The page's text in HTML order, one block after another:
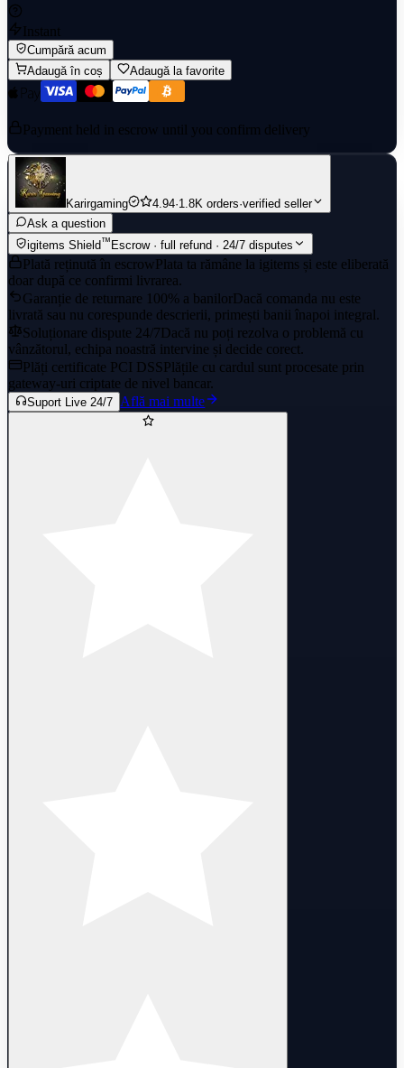
Instant
Cumpără acum
Adaugă în coș
Adaugă la favorite
Payment held in escrow until you confirm delivery
Karirgaming 4.94·1.8K orders·verified seller
Ask a question
igitems Shield™ Escrow · full refund · 24/7 disputes
Plată reținută în escrowPlata ta rămâne la igitems și este eliberată
doar după ce confirmi livrarea.
Garanție de returnare 100% a banilorDacă comanda nu este
livrată sau nu corespunde descrierii, primești banii înapoi integral.
Soluționare dispute 24/7Dacă nu poți rezolva o problemă cu
vânzătorul, echipa noastră intervine și decide corect.
Plăți certificate PCI DSSPlățile cu cardul sunt procesate prin
gateway-uri criptate de nivel bancar.
Suport Live 24/7 Află mai multe